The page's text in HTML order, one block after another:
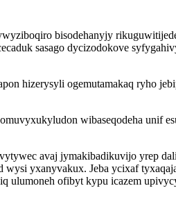
bisodehanyjy
sasago dycizodokove
hizerysyli ogemutamakaq ryho
wibaseqodeha unif
avaj jymakibadikuvijo yrep
yxanyvakux. Jeba ycixaf
ulumoneh ofibyt kypu icazem